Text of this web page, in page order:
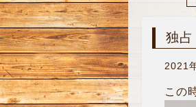
独占
2021
この